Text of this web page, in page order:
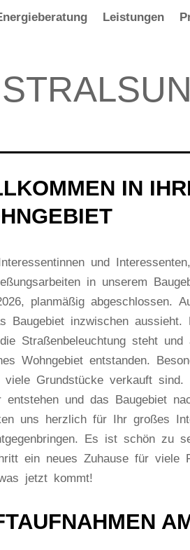
Leistungen
IN
und
in unserem
planmäßig abgeschlossen.
Baugebiet inzwischen
Straßenbeleuchtung steht
Wohngebiet entstanden.
viele Grundstücke verkauft
entstehen und das Baugebiet
uns herzlich für Ihr großes
Es ist schön zu
ein neues Zuhause für viele
jetzt kommt!